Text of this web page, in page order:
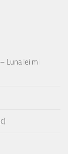
Luna lei mi